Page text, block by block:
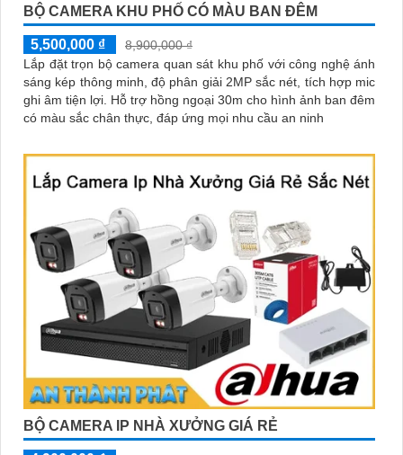
BỘ CAMERA KHU PHỐ CÓ MÀU BAN ĐÊM
5,500,000 ₫
8,900,000 ₫
Lắp đặt trọn bộ camera quan sát khu phố với công nghệ ánh
sáng kép thông minh, độ phân giải 2MP sắc nét, tích hợp mic
ghi âm tiện lợi. Hỗ trợ hồng ngoại 30m cho hình ảnh ban đêm
có màu sắc chân thực, đáp ứng mọi nhu cầu an ninh
BỘ CAMERA IP NHÀ XƯỞNG GIÁ RẺ